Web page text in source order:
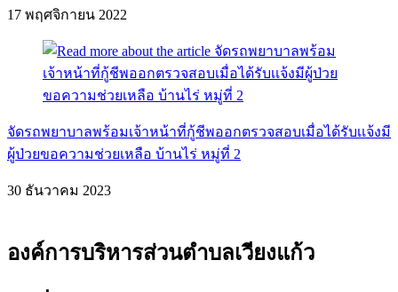
17 พฤศจิกายน 2022
จัดรถพยาบาลพร้อมเจ้าหน้าที่กู้ชีพออกตรวจสอบเมื่อได้รับเเจ้งมี
ผู้ป่วยขอความช่วยเหลือ บ้านไร่ หมู่ที่ 2
30 ธันวาคม 2023
องค์การบริหารส่วนตำบลเวียงแก้ว